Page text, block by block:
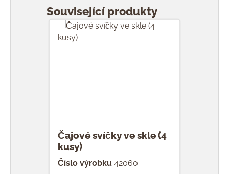
Související produkty
Čajové svíčky ve skle (4
kusy)
Číslo výrobku 42060